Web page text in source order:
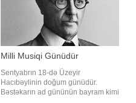
Milli Musiqi Günüdür
Sentyabrın 18-də Üzeyir
Hacıbəylinin doğum günüdür.
Bəstəkarın ad gününün bayram kimi